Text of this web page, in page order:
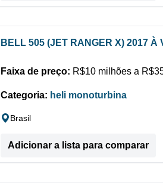
BELL 505 (JET RANGER X) 2017 À
Faixa de preço: R$10 milhões a
Categoria: heli monoturbina
Brasil
Adicionar a lista para comparar